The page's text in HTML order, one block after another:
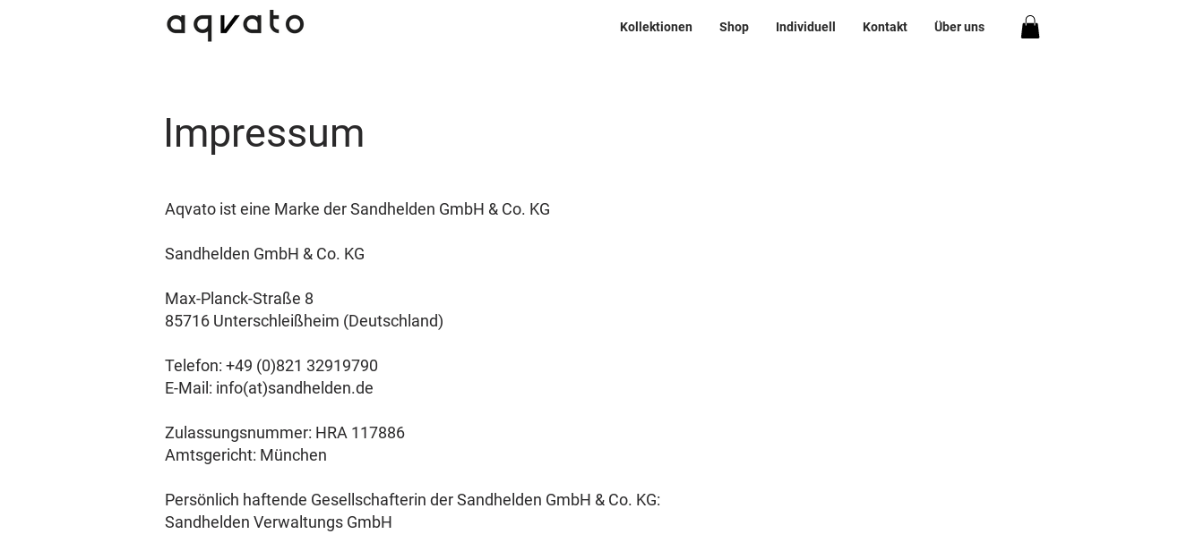
Kollektionen Shop Individuell Kontakt Über uns
Impressum
Aqvato ist eine Marke der Sandhelden GmbH & Co. KG
Sandhelden GmbH & Co. KG
Max-Planck-Straße 8
85716 Unterschleißheim (Deutschland)
Telefon: +49 (0)821 32919790
E-Mail: info(at)sandhelden.de
Zulassungsnummer: HRA 117886
Amtsgericht: München
Persönlich haftende Gesellschafterin der Sandhelden GmbH & Co. KG:
Sandhelden Verwaltungs GmbH